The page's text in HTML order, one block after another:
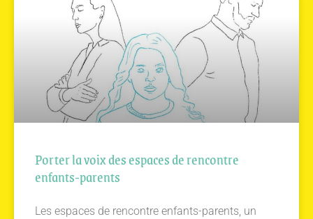
Porter la voix des espaces de rencontre
enfants-parents
Les espaces de rencontre enfants-parents, un